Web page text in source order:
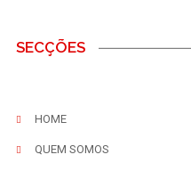
SECÇÕES
HOME
QUEM SOMOS